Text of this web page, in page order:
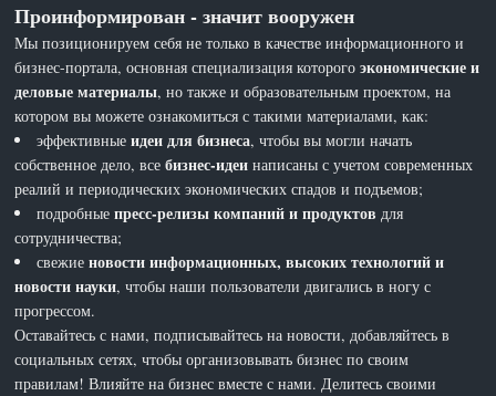
Проинформирован - значит вооружен
Мы позиционируем себя не только в качестве информационного и
бизнес-портала, основная специализация которогоэкономические и
деловые материалы, но также и образовательным проектом, на
котором вы можете ознакомиться с такими материалами, как:
эффективныеидеи для бизнеса, чтобы вы могли начать
собственное дело, всебизнес-идеи написаны с учетом современных
реалий и периодических экономических спадов и подъемов;
подробныепресс-релизы компаний и продуктов для
сотрудничества;
свежиеновости информационных, высоких технологий и
новости науки, чтобы наши пользователи двигались в ногу с
прогрессом.
Оставайтесь с нами, подписывайтесь на новости, добавляйтесь в
социальных сетях, чтобы организовывать бизнес по своим
правилам! Влияйте на бизнес вместе с нами. Делитесь своими